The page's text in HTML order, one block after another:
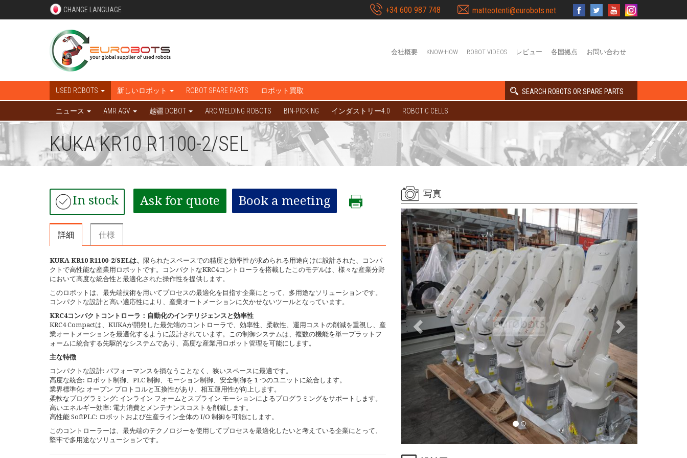
CHANGE LANGUAGE +34 600 987 748 matteotenti@eurobots.net
会社概要 KNOW-HOW ROBOT VIDEOS レビュー 各国拠点 お問い合わせ
USED ROBOTS 新しいロボット ROBOT SPARE PARTS ロボット買取 SEARCH ROBOTS OR SPARE PARTS
ニュース AMR AGV 越疆 DOBOT ARC WELDING ROBOTS BIN-PICKING インダストリー4.0 ROBOTIC CELLS
KUKA KR10 R1100-2/SEL
In stock Ask for quote Book a meeting
詳細 仕様
KUKA KR10 R1100-2/SELは、 限られたスペースでの精度と効率性が求められる用途向けに設計された、コンパ
クトで高性能な産業用ロボットです。コンパクトなKRC4コントローラを搭載したこのモデルは、様々な産業分野
において高度な統合性と最適化された操作性を提供します。
このロボットは、最先端技術を用いてプロセスの最適化を目指す企業にとって、多用途なソリューションです。
コンパクトな設計と高い適応性により、産業オートメーションに欠かせないツールとなっています。
KRC4コンパクトコントローラ：自動化のインテリジェンスと効率性
KRC4 Compactは、KUKAが開発した最先端のコントローラで、効率性、柔軟性、運用コストの削減を重視し、産
業オートメーションを最適化するように設計されています。この制御システムは、複数の機能を単一プラットフ
ォームに統合する先駆的なシステムであり、高度な産業用ロボット管理を可能にします。
主な特徴
コンパクトな設計: パフォーマンスを損なうことなく、狭いスペースに最適です。
高度な統合: ロボット制御、PLC 制御、モーション制御、安全制御を 1 つのユニットに統合します。
業界標準化: オープン プロトコルと互換性があり、相互運用性が向上します。
柔軟なプログラミング: インライン フォームとスプライン モーションによるプログラミングをサポートします。
高いエネルギー効率: 電力消費とメンテナンスコストを削減します。
高性能 SoftPLC: ロボットおよび生産ライン全体の I/O 制御を可能にします。
このコントローラーは、最先端のテクノロジーを使用してプロセスを最適化したいと考えている企業にとって、
堅牢で多用途なソリューションです。
写真